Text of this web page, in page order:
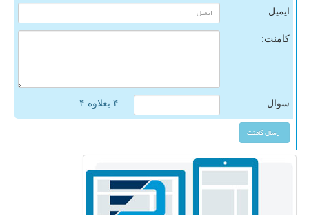
ایمیل:
کامنت:
سوال: = ۴ بعلاوه ۴